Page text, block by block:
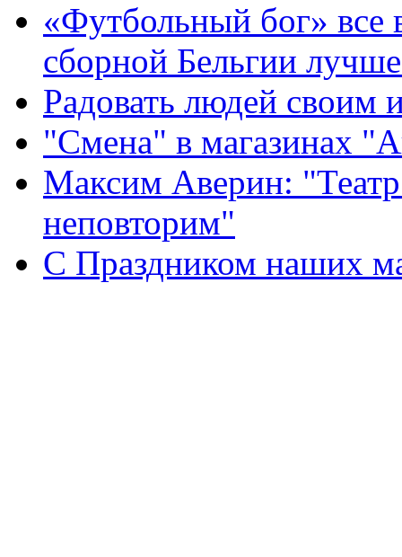
«Футбольный бог» все
сборной Бельгии
Радовать людей своим
"Смена" в магазинах
Максим Аверин:
неповторим"
С Праздником наших